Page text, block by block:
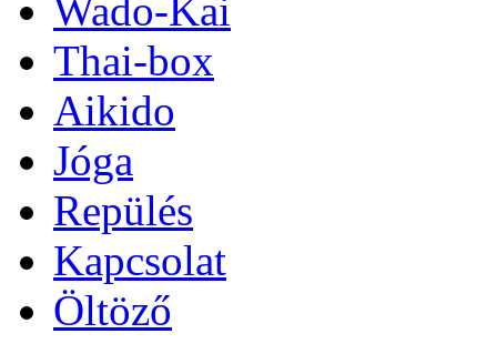
Wado-Kai
Thai-box
Aikido
Jóga
Repülés
Kapcsolat
Öltöző